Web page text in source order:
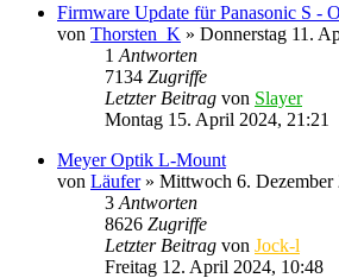
Firmware Update für Panasonic S -
von Thorsten_K » Donnerstag 11.
1 Antworten
7134 Zugriffe
Letzter Beitrag von Slayer
Montag 15. April 2024, 21:21
Meyer Optik L-Mount
von Läufer» Mittwoch 6. Dezember
3 Antworten
8626 Zugriffe
Letzter Beitrag von Jock-l
Freitag 12. April 2024, 10:48